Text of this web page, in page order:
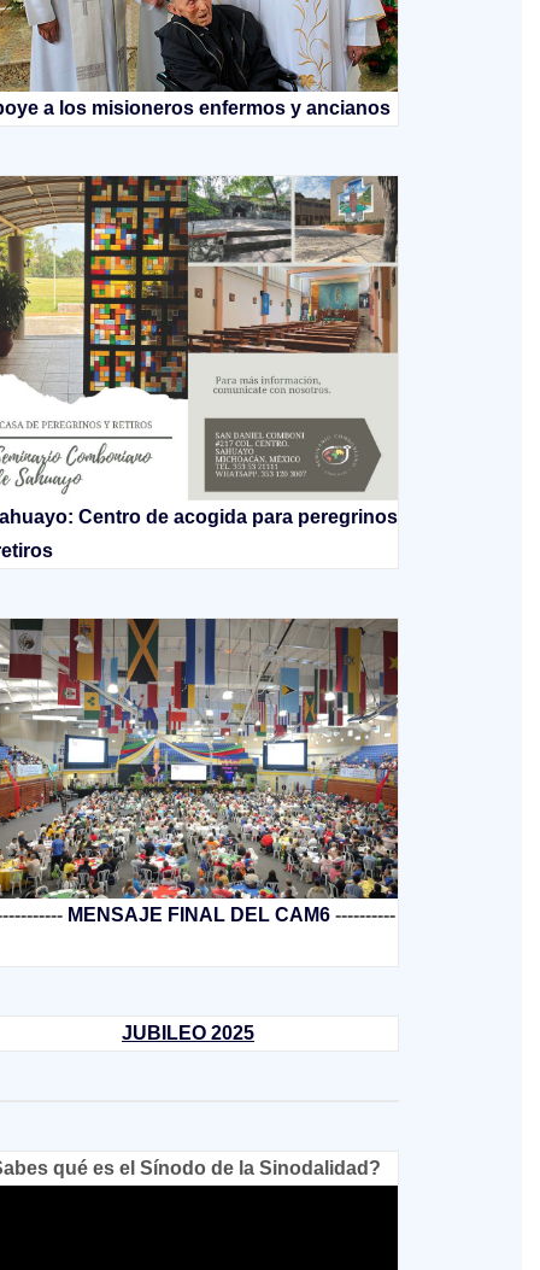
a los misioneros enfermos y ancianos
Centro de acogida para peregrinos
MENSAJE FINAL DEL CAM6 ----------
JUBILEO 2025
qué es el Sínodo de la Sinodalidad?